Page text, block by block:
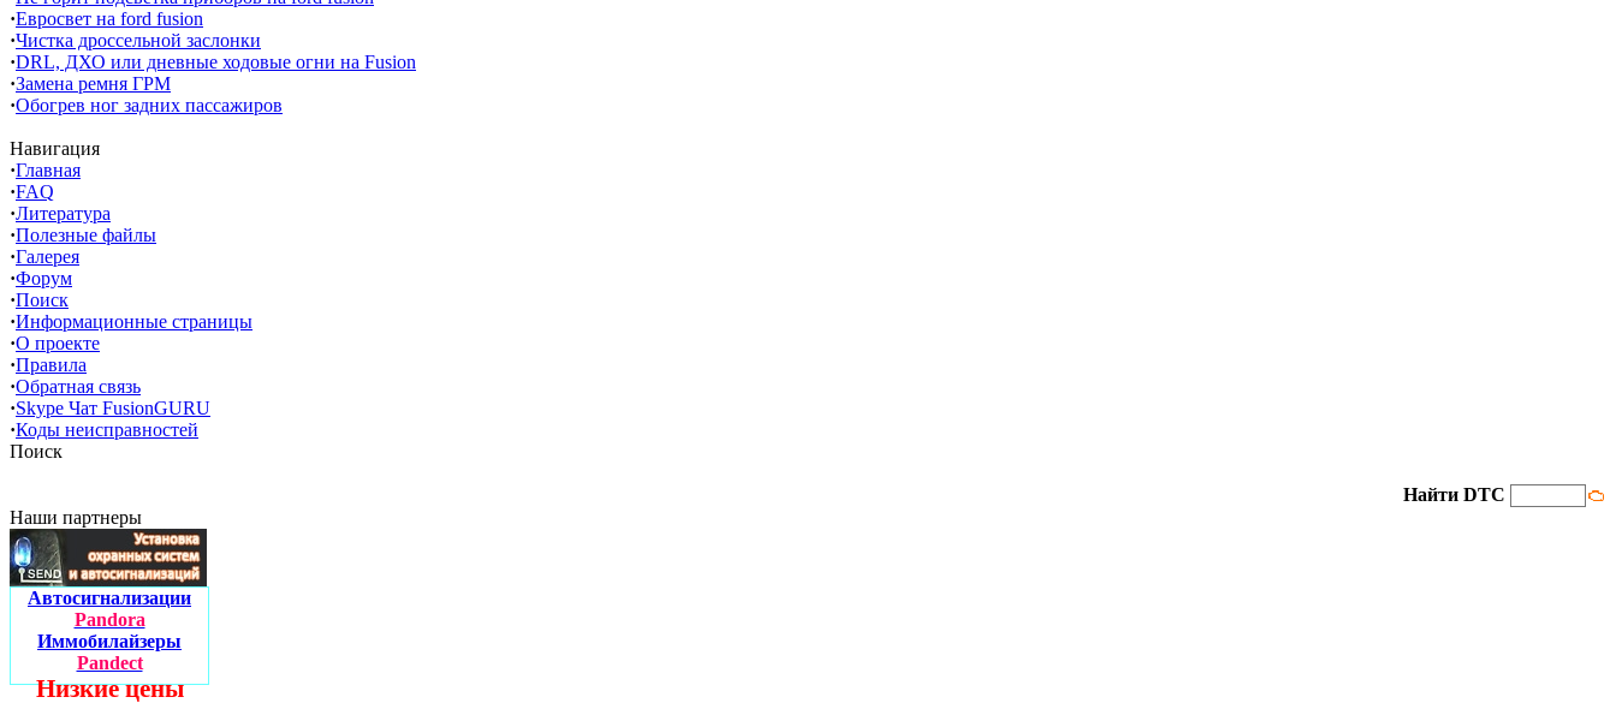
·Евросвет на ford fusion
·Чистка дроссельной заслонки
·DRL, ДХО или дневные ходовые огни на Fusion
·Замена ремня ГРМ
·Обогрев ног задних пассажиров
Навигация
·Главная
·FAQ
·Литература
·Полезные файлы
·Галерея
·Форум
·Поиск
·Информационные страницы
·О проекте
·Правила
·Обратная связь
·Skype Чат FusionGURU
·Коды неисправностей
Поиск
Найти DTC
Наши партнеры
Автосигнализации
Pandora
Иммобилайзеры
Pandect
Низкие цены